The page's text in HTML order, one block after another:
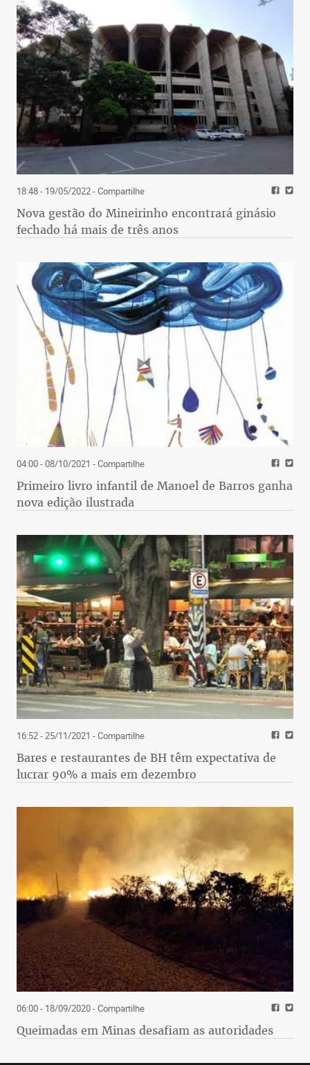
18:48 - 19/05/2022- Compartilhe
Nova gestão do Mineirinho encontrará ginásio
fechado há mais de três anos
04:00 - 08/10/2021 - Compartilhe
Primeiro livro infantil de Manoel de Barros ganha
nova edição ilustrada
16:52 - 25/11/2021 - Compartilhe
Bares e restaurantes de BH têm expectativa de
lucrar 90% a mais em dezembro
06:00 - 18/09/2020- Compartilhe
Queimadas em Minas desafiam as autoridades